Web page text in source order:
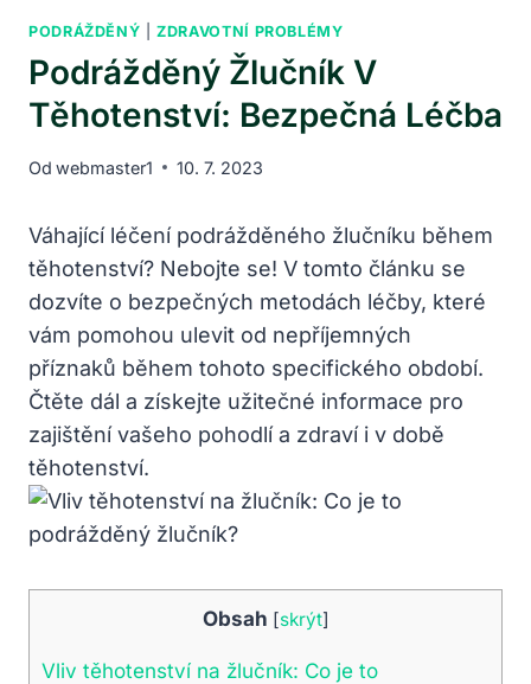
PODRÁŽDĚNÝ |ZDRAVOTNÍ PROBLÉMY
Podrážděný Žlučník V
Těhotenství: Bezpečná Léčba
Od webmaster1 10. 7. 2023
Váhající léčení podrážděného žlučníku během
těhotenství? Nebojte se! V tomto článku se
dozvíte o bezpečných metodách léčby, které
vám pomohou ulevit od nepříjemných
příznaků během tohoto specifického období.
Čtěte dál a získejte užitečné informace pro
zajištění vašeho pohodlí a zdraví i v době
těhotenství.
Obsah [skrýt]
Vliv těhotenství na žlučník: Co je to